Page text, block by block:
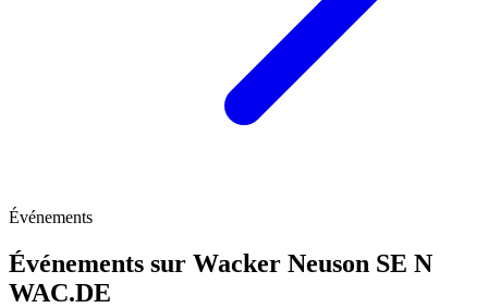
Événements
Événements sur Wacker Neuson SE N
WAC.DE